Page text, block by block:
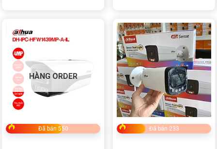
HÀNG ORDER
Đã bán 550 Đã bán 233